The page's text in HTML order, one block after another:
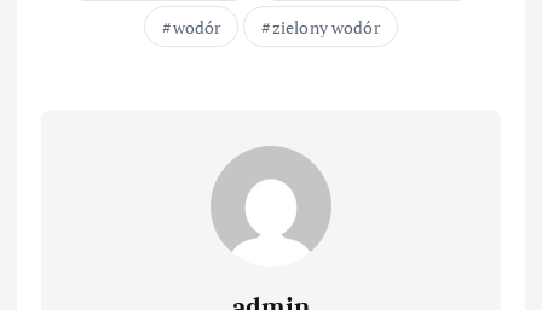
wodór
zielony wodór